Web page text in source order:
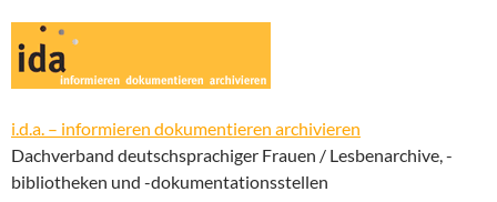
i.d.a. – informieren dokumentieren archivieren
Dachverband deutschsprachiger Frauen / Lesbenarchive, -
bibliotheken und -dokumentationsstellen